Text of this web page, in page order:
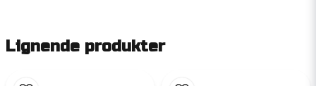
Lignende produkter